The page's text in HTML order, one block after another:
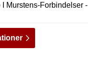
Murstens-Forbindelser -